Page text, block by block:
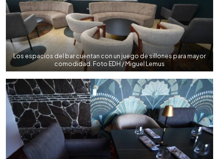
Los espacios del bar cuentan con un juego de sillones para mayor
comodidad. Foto EDH / Miguel Lemus